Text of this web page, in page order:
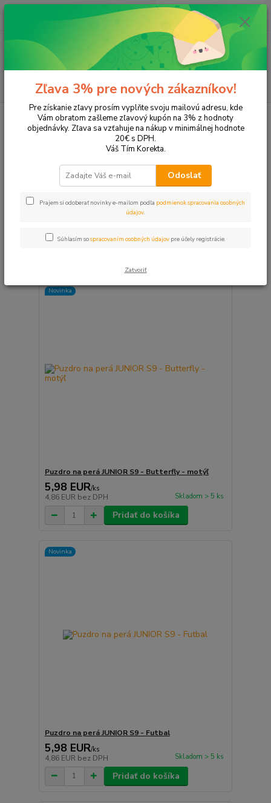
Hľadať
ks
za 0,00 EUR
Školské potreby Peračníky a puzdrá Puzdrá na perá
Puzdrá na perá
Upresniť parametre
Najdrahšie
Zobrazujem 1-22 z 22
Novinka
Puzdro na perá JUNIOR S9 - Butterfly - motýľ
5,98 EUR/ks
4,86 EUR bez DPH Skladom > 5 ks
Pridať do košíka
Novinka
Puzdro na perá JUNIOR S9 - Futbal
5,98 EUR/ks
4,86 EUR bez DPH Skladom > 5 ks
Pridať do košíka
Zľava 3% pre nových zákazníkov!
Pre získanie zľavy prosím vyplňte svoju mailovú adresu, kde
Vám obratom zašleme zľavový kupón na 3% z hodnoty
objednávky. Zľava sa vzťahuje na nákup v minimálnej hodnote
20€ s DPH.
Váš Tím Korekta.
Odoslať
Prajem si odoberať novinky e-mailom podľa podmienok spracovania osobných
údajov.
Súhlasím sospracovaním osobných údajov pre účely registrácie.
Zatvoriť